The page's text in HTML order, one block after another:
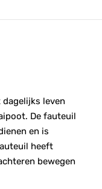
leven
De fauteuil
en is
heeft
bewegen